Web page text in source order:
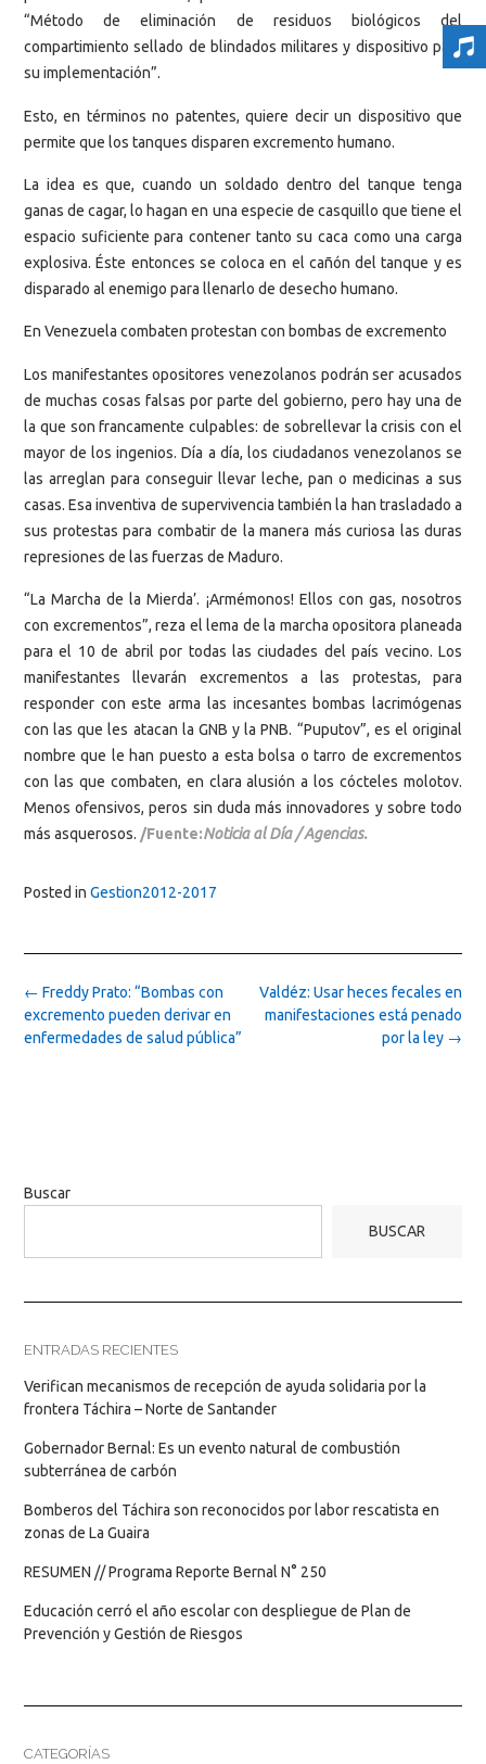
“Método de eliminación de residuos biológicos del
compartimiento sellado de blindados militares y dispositivo para
su implementación”.
Esto, en términos no patentes, quiere decir un dispositivo que
permite que los tanques disparen excremento humano.
La idea es que, cuando un soldado dentro del tanque tenga
ganas de cagar, lo hagan en una especie de casquillo que tiene el
espacio suficiente para contener tanto su caca como una carga
explosiva. Éste entonces se coloca en el cañón del tanque y es
disparado al enemigo para llenarlo de desecho humano.
En Venezuela combaten protestan con bombas de excremento
Los manifestantes opositores venezolanos podrán ser acusados
de muchas cosas falsas por parte del gobierno, pero hay una de
la que son francamente culpables: de sobrellevar la crisis con el
mayor de los ingenios. Día a día, los ciudadanos venezolanos se
las arreglan para conseguir llevar leche, pan o medicinas a sus
casas. Esa inventiva de supervivencia también la han trasladado a
sus protestas para combatir de la manera más curiosa las duras
represiones de las fuerzas de Maduro.
“La Marcha de la Mierda’. ¡Armémonos! Ellos con gas, nosotros
con excrementos”, reza el lema de la marcha opositora planeada
para el 10 de abril por todas las ciudades del país vecino. Los
manifestantes llevarán excrementos a las protestas, para
responder con este arma las incesantes bombas lacrimógenas
con las que les atacan la GNB y la PNB. “Puputov”, es el original
nombre que le han puesto a esta bolsa o tarro de excrementos
con las que combaten, en clara alusión a los cócteles molotov.
Menos ofensivos, peros sin duda más innovadores y sobre todo
más asquerosos. /Fuente:Noticia al Día / Agencias.
Posted in Gestion2012-2017
Post
navigation
Valdéz: Usar heces fecales en
manifestaciones está penado
por la ley →
← Freddy Prato: “Bombas con
excremento pueden derivar en
enfermedades de salud pública”
Buscar
BUSCAR
ENTRADAS RECIENTES
Verifican mecanismos de recepción de ayuda solidaria por la
frontera Táchira – Norte de Santander
Gobernador Bernal: Es un evento natural de combustión
subterránea de carbón
Bomberos del Táchira son reconocidos por labor rescatista en
zonas de La Guaira
RESUMEN // Programa Reporte Bernal N° 250
Educación cerró el año escolar con despliegue de Plan de
Prevención y Gestión de Riesgos
CATEGORÍAS